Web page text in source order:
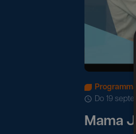
do 19
Mama